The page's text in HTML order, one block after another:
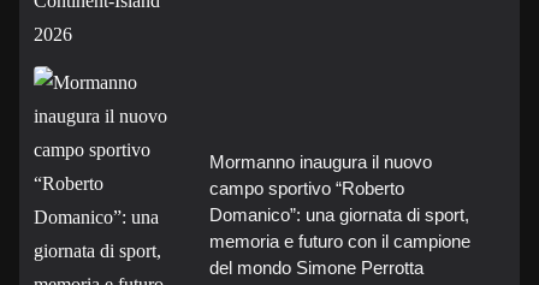
Mormanno inaugura il nuovo
campo sportivo “Roberto
Domanico”: una giornata di sport,
memoria e futuro con il campione
del mondo Simone Perrotta